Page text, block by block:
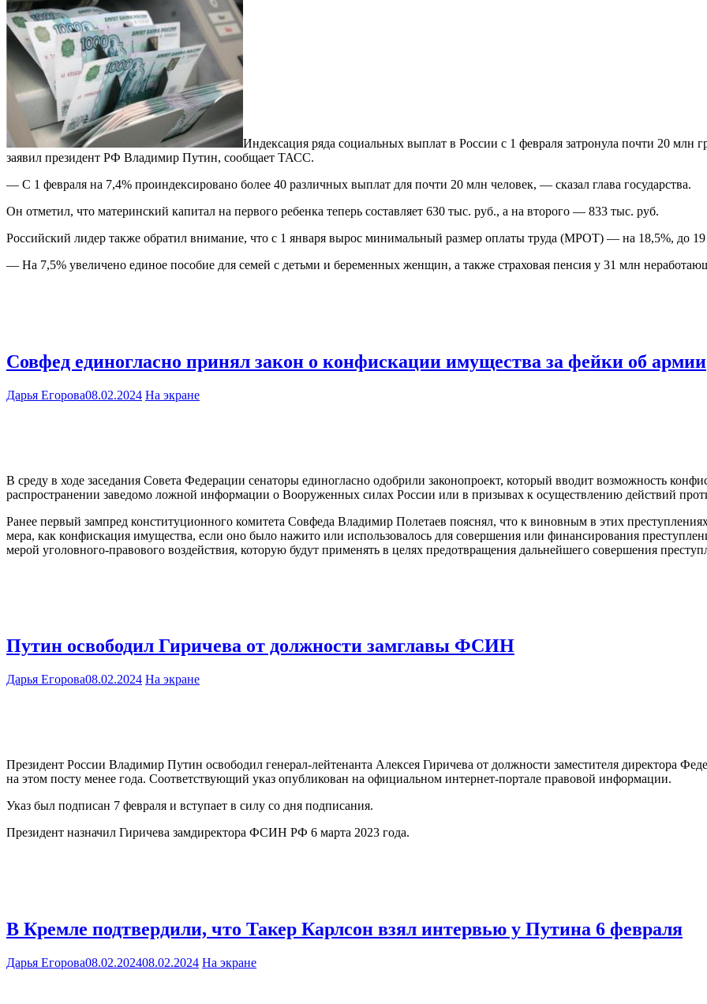
Индексация ряда социальных выплат в России с 1 февраля затронула почти 20 млн
заявил президент РФ Владимир Путин, сообщает ТАСС.
— С 1 февраля на 7,4% проиндексировано более 40 различных выплат для почти 20 млн человек, — сказал глава государства.
Он отметил, что материнский капитал на первого ребенка теперь составляет 630 тыс. руб., а на второго — 833 тыс. руб.
Российский лидер также обратил внимание, что с 1 января вырос минимальный размер оплаты труда (МРОТ) — на 18,5%, до 19
— На 7,5% увеличено единое пособие для семей с детьми и беременных женщин, а также страховая пенсия у 31 млн
Совфед единогласно принял закон о конфискации имущества за фейки об армии
Дарья Егорова08.02.2024 На экране
В среду в ходе заседания Совета Федерации сенаторы единогласно одобрили законопроект, который вводит возможность
распространении заведомо ложной информации о Вооруженных силах России или в призывах к осуществлению действий
Ранее первый зампред конституционного комитета Совфеда Владимир Полетаев пояснял, что к виновным в этих
мера, как конфискация имущества, если оно было нажито или использовалось для совершения или финансирования
мерой уголовного-правового воздействия, которую будут применять в целях предотвращения дальнейшего совершения
Путин освободил Гиричева от должности замглавы ФСИН
Дарья Егорова08.02.2024 На экране
Президент России Владимир Путин освободил генерал-лейтенанта Алексея Гиричева от должности заместителя директора
на этом посту менее года. Соответствующий указ опубликован на официальном интернет-портале правовой информации.
Указ был подписан 7 февраля и вступает в силу со дня подписания.
Президент назначил Гиричева замдиректора ФСИН РФ 6 марта 2023 года.
В Кремле подтвердили, что Такер Карлсон взял интервью у Путина 6 февраля
Дарья Егорова08.02.202408.02.2024 На экране